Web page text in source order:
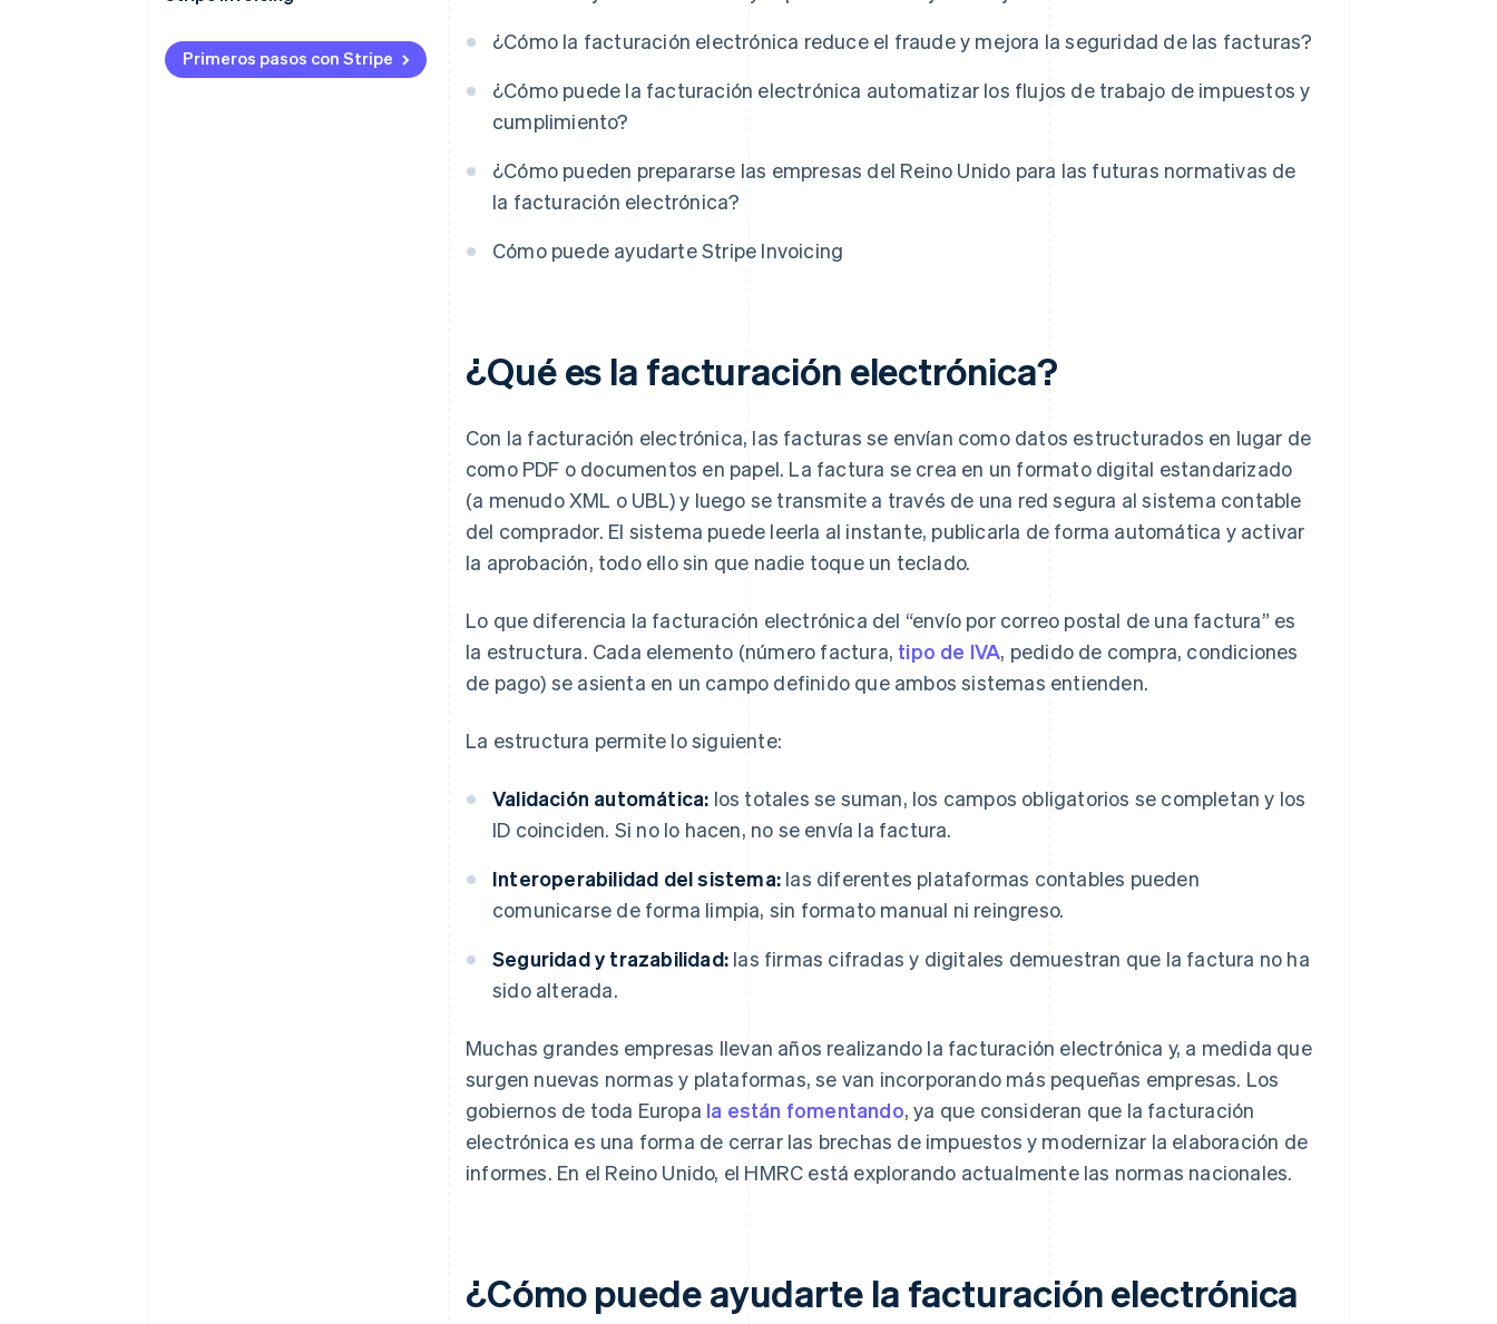
Operaciones globales
Adopta pronto, aprende rápido
Moderniza tus sistemas y tu
gente
Primeros pasos con Stripe
¿Cómo la facturación electrónica reduce el fraude y mejora la seguridad de las facturas?
¿Cómo puede la facturación electrónica automatizar los flujos de trabajo de impuestos y
cumplimiento?
¿Cómo pueden prepararse las empresas del Reino Unido para las futuras normativas de
la facturación electrónica?
Cómo puede ayudarte Stripe Invoicing
¿Qué es la facturación electrónica?
Con la facturación electrónica, las facturas se envían como datos estructurados en lugar de
como PDF o documentos en papel. La factura se crea en un formato digital estandarizado
(a menudo XML o UBL) y luego se transmite a través de una red segura al sistema contable
del comprador. El sistema puede leerla al instante, publicarla de forma automática y activar
la aprobación, todo ello sin que nadie toque un teclado.
Lo que diferencia la facturación electrónica del “envío por correo postal de una factura” es
la estructura. Cada elemento (número factura, tipo de IVA, pedido de compra, condiciones
de pago) se asienta en un campo definido que ambos sistemas entienden.
La estructura permite lo siguiente:
Validación automática: los totales se suman, los campos obligatorios se completan y los
ID coinciden. Si no lo hacen, no se envía la factura.
Interoperabilidad del sistema: las diferentes plataformas contables pueden
comunicarse de forma limpia, sin formato manual ni reingreso.
Seguridad y trazabilidad: las firmas cifradas y digitales demuestran que la factura no ha
sido alterada.
Muchas grandes empresas llevan años realizando la facturación electrónica y, a medida que
surgen nuevas normas y plataformas, se van incorporando más pequeñas empresas. Los
gobiernos de toda Europa la están fomentando, ya que consideran que la facturación
electrónica es una forma de cerrar las brechas de impuestos y modernizar la elaboración de
informes. En el Reino Unido, el HMRC está explorando actualmente las normas nacionales.
¿Cómo puede ayudarte la facturación electrónica